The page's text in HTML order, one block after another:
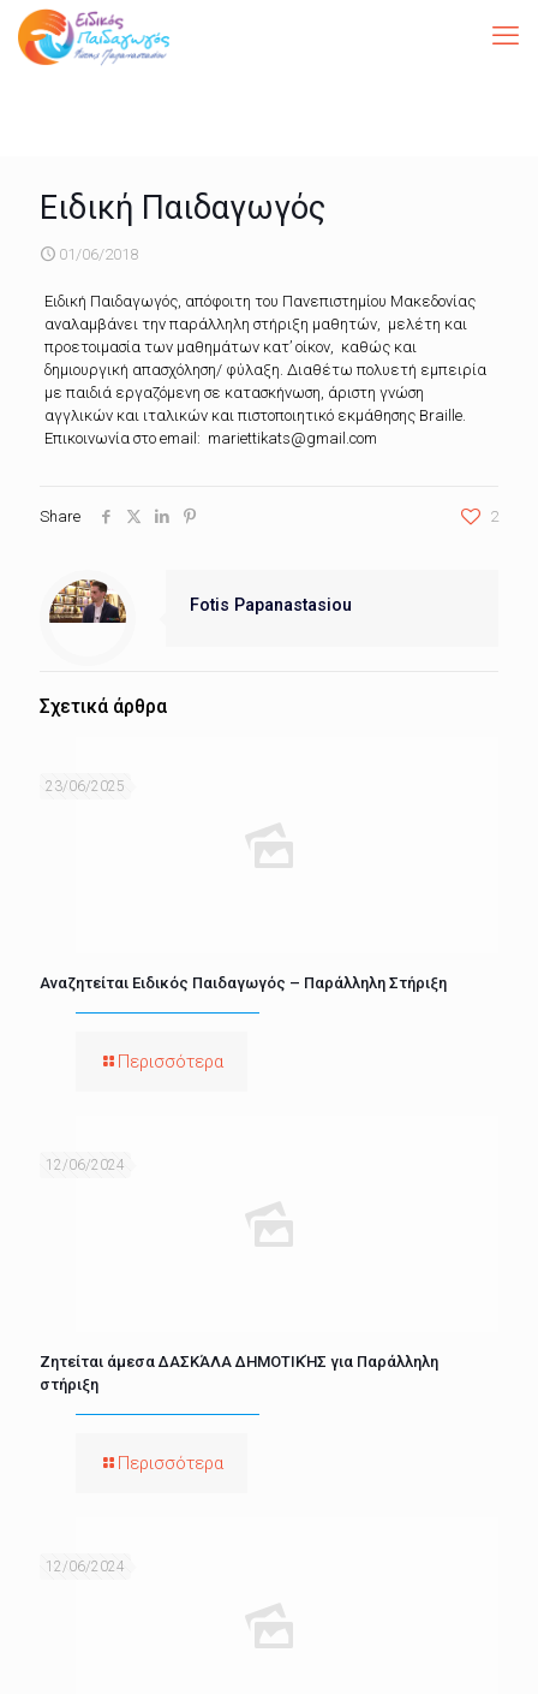
Ειδική Παιδαγωγός
01/06/2018
Ειδική Παιδαγωγός, απόφοιτη του Πανεπιστημίου Μακεδονίας
αναλαμβάνει την παράλληλη στήριξη μαθητών, μελέτη και
προετοιμασία των μαθημάτων κατ’ οίκον, καθώς και
δημιουργική απασχόληση/ φύλαξη. Διαθέτω πολυετή εμπειρία
με παιδιά εργαζόμενη σε κατασκήνωση, άριστη γνώση
αγγλικών και ιταλικών και πιστοποιητικό εκμάθησης Braille.
Επικοινωνία στο email: mariettikats@gmail.com
Share 2
Fotis Papanastasiou
Σχετικά άρθρα
23/06/2025
Αναζητείται Ειδικός Παιδαγωγός – Παράλληλη Στήριξη
Περισσότερα
12/06/2024
Ζητείται άμεσα ΔΑΣΚΆΛΑ ΔΗΜΟΤΙΚΉΣ για Παράλληλη
στήριξη
Περισσότερα
12/06/2024